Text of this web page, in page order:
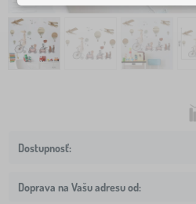
Doprava na Vašu adresu od: